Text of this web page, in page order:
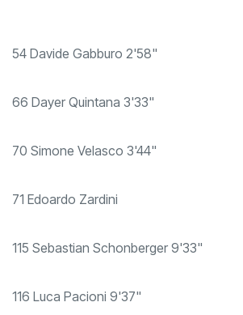
54 Davide Gabburo 2'58"
66 Dayer Quintana 3'33"
70 Simone Velasco 3'44"
71 Edoardo Zardini
115 Sebastian Schonberger 9'33"
116 Luca Pacioni 9'37"